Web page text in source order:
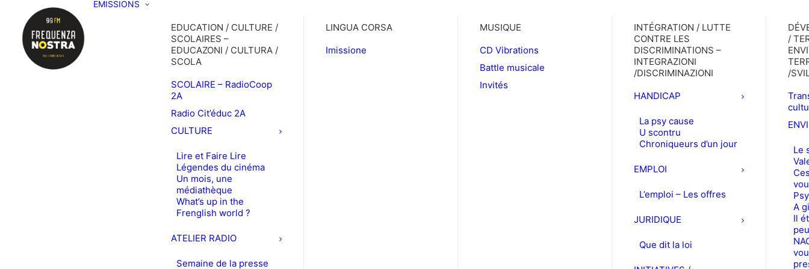
EMISSIONS
EDUCATION / CULTURE /
SCOLAIRES –
EDUCAZONI / CULTURA /
SCOLA
SCOLAIRE – RadioCoop
2A
Radio Cit’éduc 2A
CULTURE
Lire et Faire Lire
Légendes du cinéma
Un mois, une
médiathèque
What’s up in the
Frenglish world ?
ATELIER RADIO
Semaine de la presse
LINGUA CORSA
Imissione
MUSIQUE
CD Vibrations
Battle musicale
Invités
INTÉGRATION / LUTTE
CONTRE LES
DISCRIMINATIONS –
INTEGRAZIONI
/DISCRIMINAZIONI
HANDICAP
La psy cause
U scontru
Chroniqueurs d’un jour
EMPLOI
L’emploi – Les offres
JURIDIQUE
Que dit la loi
/
/
Le
A
Il